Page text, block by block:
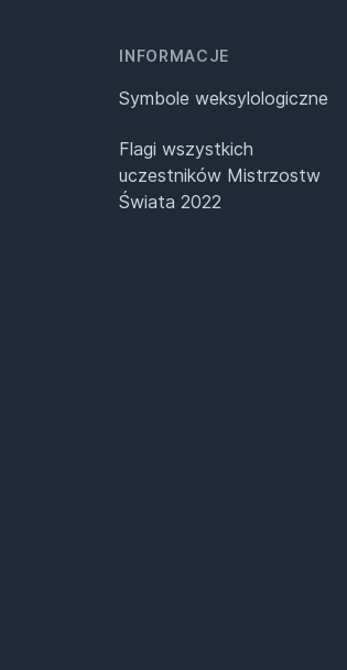
INFORMACJE
Symbole weksylologiczne
Flagi wszystkich
uczestników Mistrzostw
Świata 2022